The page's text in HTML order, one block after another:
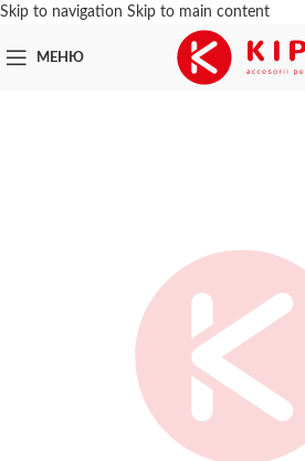
Skip to navigation Skip to main content
МЕНЮ